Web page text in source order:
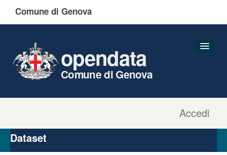
Comune di Genova
Accedi
opendata
Comune di Genova
Organizzazioni
Gruppi
Dataset